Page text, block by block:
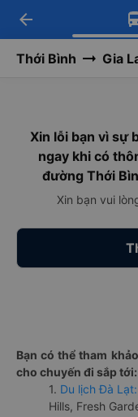
Tải
Nhận
Tải
-30k/
arrow_back
Thới Bình Gia
Xin lỗi bạn vì sự
ngay khi có
đường Thới
Xin bạn vui
Bạn có thể tham
cho chuyến đi sắp tới:
1. Du lịch Đà Lạt:
Hills, Fresh